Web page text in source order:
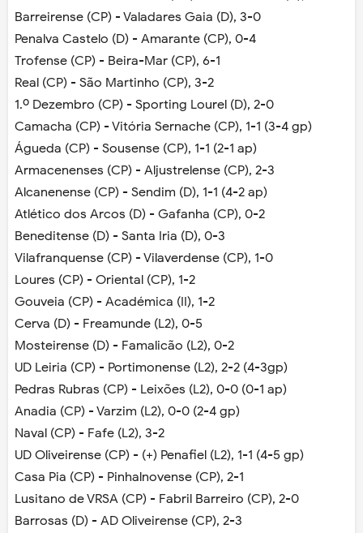
Barreirense (CP) - Valadares Gaia (D), 3-0
Penalva Castelo (D) - Amarante (CP), 0-4
Trofense (CP) - Beira-Mar (CP), 6-1
Real (CP) - São Martinho (CP), 3-2
1.º Dezembro (CP) - Sporting Lourel (D), 2-0
Camacha (CP) - Vitória Sernache (CP), 1-1 (3-4 gp)
Águeda (CP) - Sousense (CP), 1-1 (2-1 ap)
Armacenenses (CP) - Aljustrelense (CP), 2-3
Alcanenense (CP) - Sendim (D), 1-1 (4-2 ap)
Atlético dos Arcos (D) - Gafanha (CP), 0-2
Beneditense (D) - Santa Iria (D), 0-3
Vilafranquense (CP) - Vilaverdense (CP), 1-0
Loures (CP) - Oriental (CP), 1-2
Gouveia (CP) - Académica (II), 1-2
Cerva (D) - Freamunde (L2), 0-5
Mosteirense (D) - Famalicão (L2), 0-2
UD Leiria (CP) - Portimonense (L2), 2-2 (4-3gp)
Pedras Rubras (CP) - Leixões (L2), 0-0 (0-1 ap)
Anadia (CP) - Varzim (L2), 0-0 (2-4 gp)
Naval (CP) - Fafe (L2), 3-2
UD Oliveirense (CP) - (+) Penafiel (L2), 1-1 (4-5 gp)
Casa Pia (CP) - Pinhalnovense (CP), 2-1
Lusitano de VRSA (CP) - Fabril Barreiro (CP), 2-0
Barrosas (D) - AD Oliveirense (CP), 2-3